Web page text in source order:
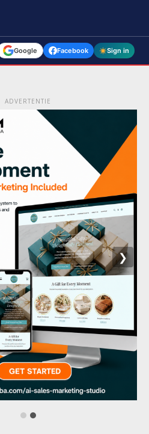
Google Facebook Sign in
ADVERTENTIE
❯